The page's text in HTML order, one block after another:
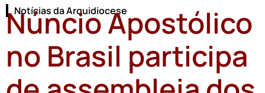
Notícias da Arquidiocese
Núncio Apostólico
no Brasil participa